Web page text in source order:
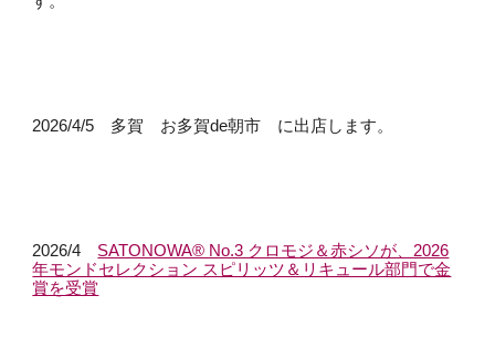
2026/4/5 多賀 お多賀de朝市 に出店します。
2026/4
SATONOWA® No.3 クロモジ＆赤シソが、2026
年モンドセレクション スピリッツ＆リキュール部門で金
賞を受賞